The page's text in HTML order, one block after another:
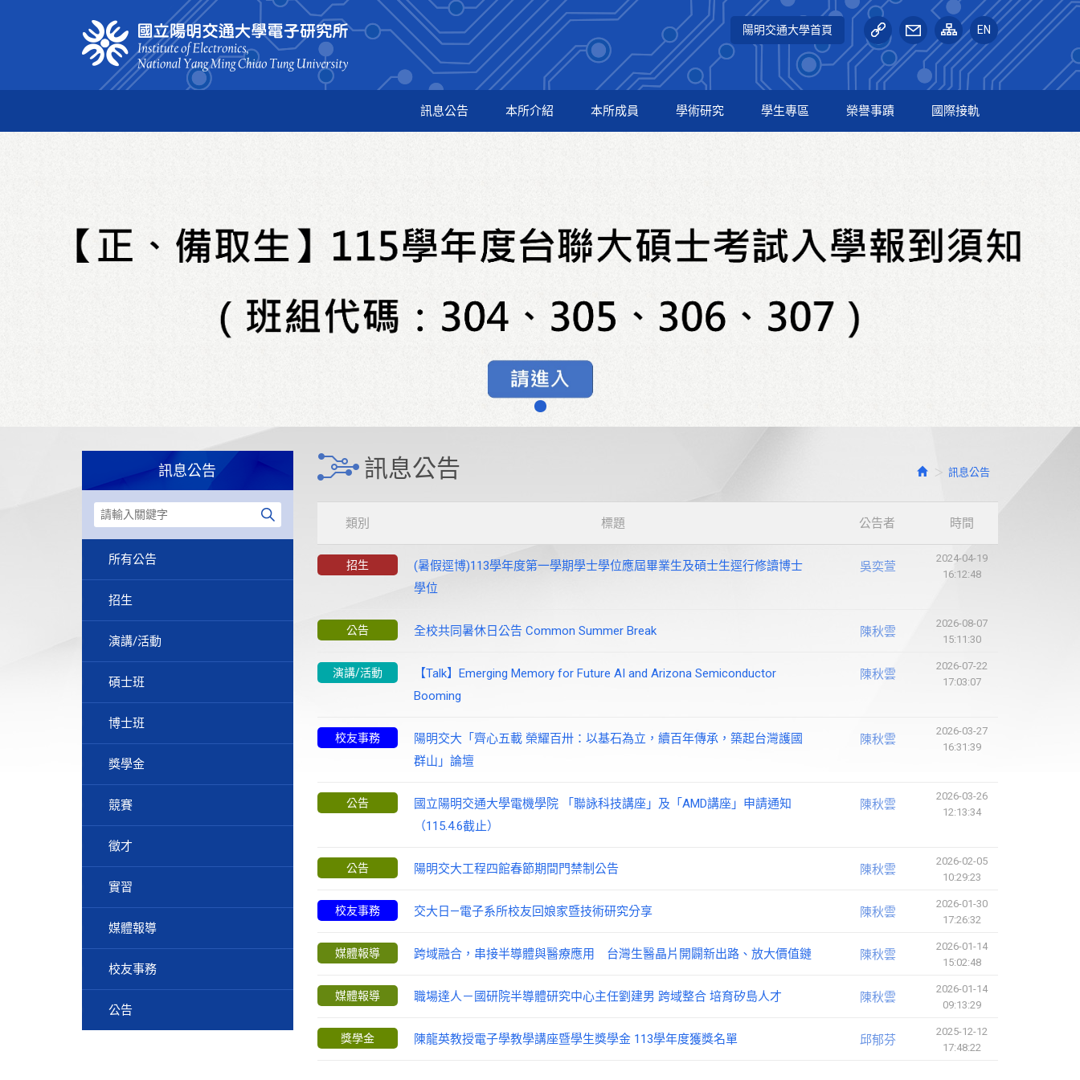
訊息公告 本所介紹 本所成員 學術研究 學生專區 榮譽事蹟 國際接軌
陽明交通大學首頁 EN
訊息公告
所有公告
招生
演講/活動
碩士班
博士班
獎學金
競賽
徵才
實習
媒體報導
校友事務
公告
訊息公告
訊息公告
類別 時間
公告者
標題
招生
2024-04-19
16:12:48
吳奕萱
(暑假逕博)113學年度第一學期學士學位應屆畢業生及碩士生逕行修讀博士
學位
公告
2026-08-07
15:11:30
陳秋雲
全校共同暑休日公告 Common Summer Break
演講/活動
2026-07-22
17:03:07
陳秋雲
【Talk】Emerging Memory for Future AI and Arizona Semiconductor
Booming
校友事務
2026-03-27
16:31:39
陳秋雲
陽明交大「齊心五載 榮耀百卅：以基石為立，續百年傳承，築起台灣護國
群山」論壇
公告
2026-03-26
12:13:34
陳秋雲
國立陽明交通大學電機學院 「聯詠科技講座」及「AMD講座」申請通知
（115.4.6截止）
公告
2026-02-05
10:29:23
陳秋雲
陽明交大工程四館春節期間門禁制公告
校友事務
2026-01-30
17:26:32
陳秋雲
交大日—電子系所校友回娘家暨技術研究分享
媒體報導
2026-01-14
15:02:48
陳秋雲
跨域融合，串接半導體與醫療應用 台灣生醫晶片開闢新出路、放大價值鏈
媒體報導
2026-01-14
09:13:29
陳秋雲
職場達人－國研院半導體研究中心主任劉建男 跨域整合 培育矽島人才
獎學金
2025-12-12
17:48:22
邱郁芬
陳龍英教授電子學教學講座暨學生獎學金 113學年度獲獎名單